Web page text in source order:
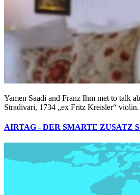
Yamen Saadi and Franz Ihm met to talk
Stradivari, 1734 „ex Fritz Kreisler“
AIRTAG - DER SMARTE ZUSATZ